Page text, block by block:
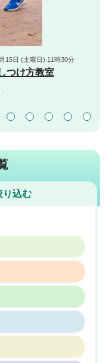
15日 (土曜日) 11時30分
つけ方教室
り込む